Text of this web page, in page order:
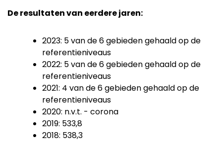
De resultaten van eerdere jaren:
2023: 5 van de 6 gebieden gehaald op de
referentieniveaus
2022: 5 van de 6 gebieden gehaald op de
referentieniveaus
2021: 4 van de 6 gebieden gehaald op de
referentieniveaus
2020: n.v.t. - corona
2019: 533,8
2018: 538,3